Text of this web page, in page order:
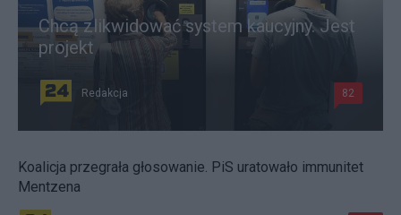
Chcą zlikwidować system kaucyjny. Jest
projekt
Redakcja 82
Koalicja przegrała głosowanie. PiS uratowało immunitet
Mentzena